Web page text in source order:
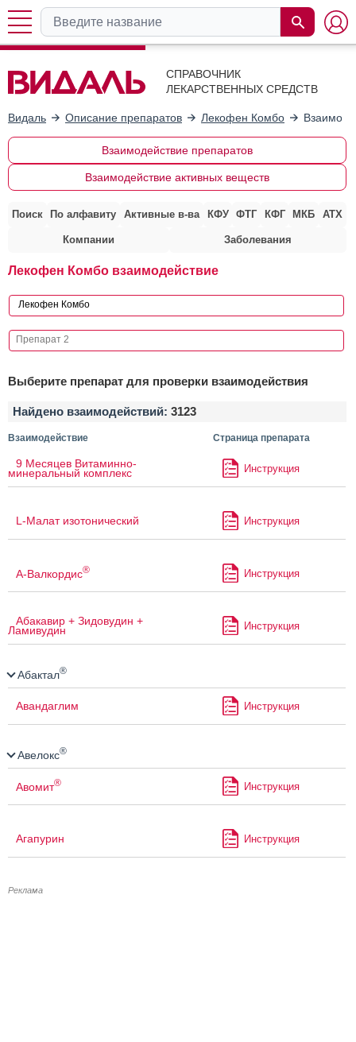
СПРАВОЧНИК
ЛЕКАРСТВЕННЫХ СРЕДСТВ
Видаль Описание препаратов Лекофен Комбо
Взаимодействие препаратов
Взаимодействие активных веществ
Поиск По алфавиту Активные в-ва КФУ ФТГ КФГ МКБ АТХ
Компании Заболевания
Лекофен Комбо взаимодействие
Выберите препарат для проверки взаимодействия
Найдено взаимодействий: 3123
Взаимодействие Страница препарата
9 Месяцев Витаминно-
минеральный комплекс Инструкция
L-Малат изотонический Инструкция
А-Валкордис® Инструкция
Абакавир + Зидовудин +
Ламивудин Инструкция
Абактал®
Авандаглим Инструкция
Авелокс®
Авомит® Инструкция
Агапурин Инструкция
Реклама